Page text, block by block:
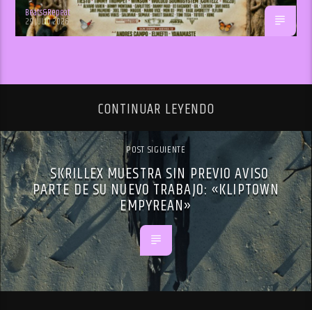
Beats&Repeat
29 JULIO 2026
CONTINUAR LEYENDO
POST SIGUIENTE
SKRILLEX MUESTRA SIN PREVIO AVISO
PARTE DE SU NUEVO TRABAJO: «KLIPTOWN
EMPYREAN»